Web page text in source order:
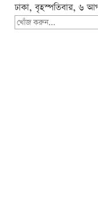
ঢাকা, বৃহস্পতিবার, ৬